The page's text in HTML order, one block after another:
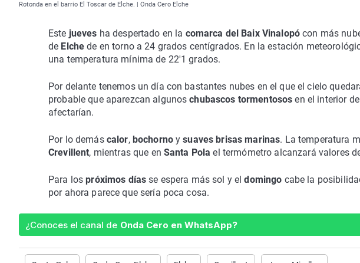
Rotonda en el barrio El Toscar de Elche. | Onda Cero Elche
Este jueves ha despertado en la comarca del Baix Vinalopó con más
de Elchede en torno a 24 grados centígrados. En la estación
una temperatura mínima de 22'1 grados.
Por delante tenemos un día con bastantes nubes en el que el cielo
probable que aparezcan algunoschubascos tormentososen el interior
afectarían.
Por lo demás calor, bochornoysuaves brisas marinas. La temperatura
Crevillent, mientras que en Santa Pola el termómetro alcanzará valores
Para lospróximos días se espera más sol y eldomingo cabe la
por ahora parece que sería poca cosa.
¿Conoces el canal de Onda Cero en WhatsApp?